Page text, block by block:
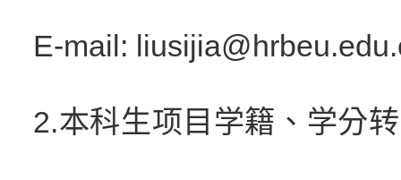
E-mail:
2.本科生项目学籍、学分